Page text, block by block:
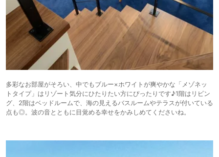
多彩なお部屋がそろい、中でもブルー×ホワイトが爽やかな「メゾネッ
トタイプ」はリゾート気分にひたりたい方にぴったりです♪1階はリビン
グ、2階はベッドルームで、海の見えるバスルームやテラスが付いている
点も◎。波の音とともに目覚める幸せをかみしめてくださいね。